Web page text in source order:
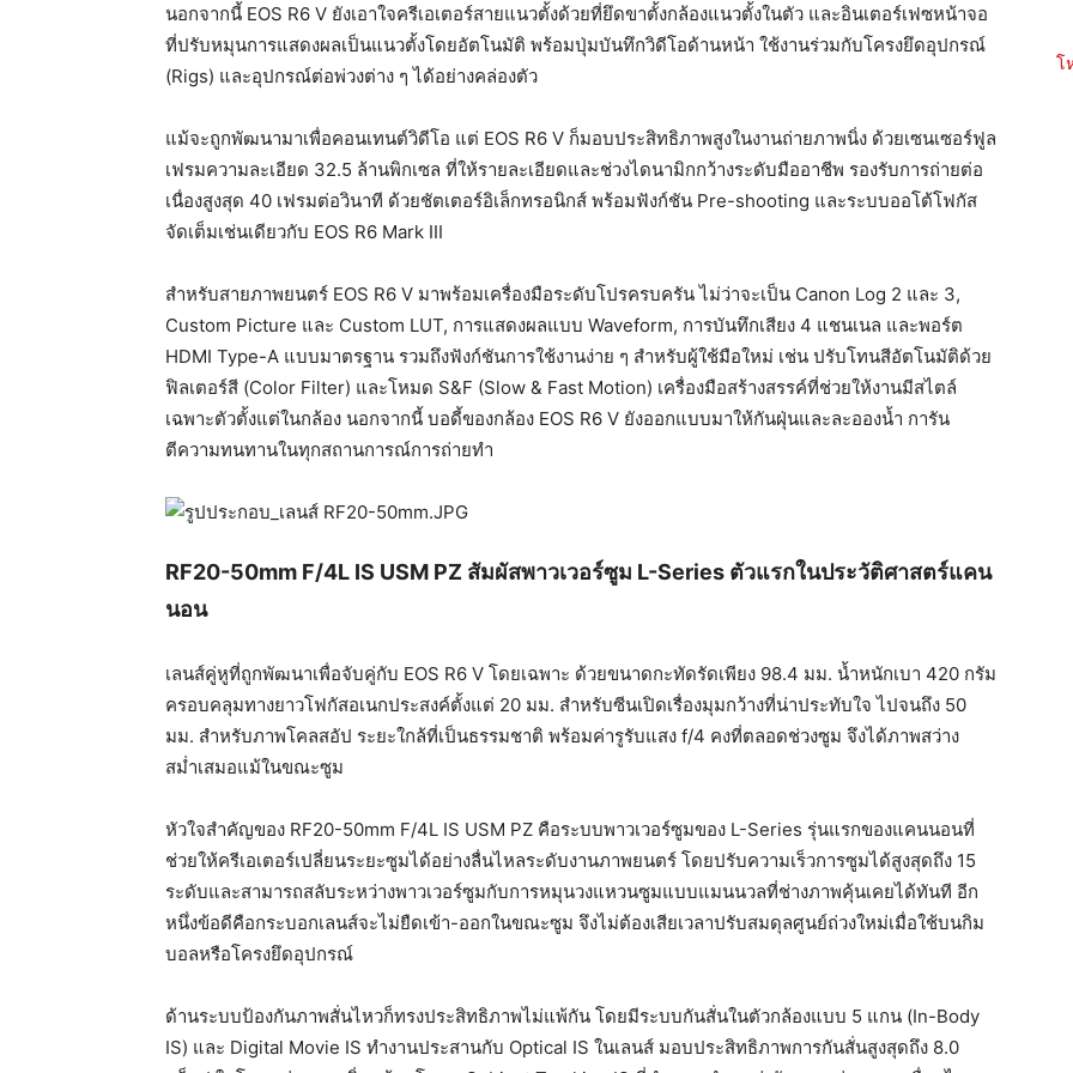
นอกจากนี้ EOS R6 V ยังเอาใจครีเอเตอร์สายแนวตั้งด้วยที่ยึดขาตั้งกล้องแนวตั้งในตัว และอินเตอร์เฟซหน้าจอ
ที่ปรับหมุนการแสดงผลเป็นแนวตั้งโดยอัตโนมัติ พร้อมปุ่มบันทึกวิดีโอด้านหน้า ใช้งานร่วมกับโครงยึดอุปกรณ์
(Rigs) และอุปกรณ์ต่อพ่วงต่าง ๆ ได้อย่างคล่องตัว
แม้จะถูกพัฒนามาเพื่อคอนเทนต์วิดีโอ แต่ EOS R6 V ก็มอบประสิทธิภาพสูงในงานถ่ายภาพนิ่ง ด้วยเซนเซอร์ฟูล
เฟรมความละเอียด 32.5 ล้านพิกเซล ที่ให้รายละเอียดและช่วงไดนามิกกว้างระดับมืออาชีพ รองรับการถ่ายต่อ
เนื่องสูงสุด 40 เฟรมต่อวินาที ด้วยชัตเตอร์อิเล็กทรอนิกส์ พร้อมฟังก์ชัน Pre-shooting และระบบออโต้โฟกัส
จัดเต็มเช่นเดียวกับ EOS R6 Mark III
สำหรับสายภาพยนตร์ EOS R6 V มาพร้อมเครื่องมือระดับโปรครบครัน ไม่ว่าจะเป็น Canon Log 2 และ 3,
Custom Picture และ Custom LUT, การแสดงผลแบบ Waveform, การบันทึกเสียง 4 แชนเนล และพอร์ต
HDMI Type-A แบบมาตรฐาน รวมถึงฟังก์ชันการใช้งานง่าย ๆ สำหรับผู้ใช้มือใหม่ เช่น ปรับโทนสีอัตโนมัติด้วย
ฟิลเตอร์สี (Color Filter) และโหมด S&F (Slow & Fast Motion) เครื่องมือสร้างสรรค์ที่ช่วยให้งานมีสไตล์
เฉพาะตัวตั้งแต่ในกล้อง นอกจากนี้ บอดี้ของกล้อง EOS R6 V ยังออกแบบมาให้กันฝุ่นและละอองน้ำ การัน
ตีความทนทานในทุกสถานการณ์การถ่ายทำ
RF20-50mm F/4L IS USM PZ สัมผัสพาวเวอร์ซูม L-Series ตัวแรกในประวัติศาสตร์แคน
นอน
เลนส์คู่หูที่ถูกพัฒนาเพื่อจับคู่กับ EOS R6 V โดยเฉพาะ ด้วยขนาดกะทัดรัดเพียง 98.4 มม. น้ำหนักเบา 420 กรัม
ครอบคลุมทางยาวโฟกัสอเนกประสงค์ตั้งแต่ 20 มม. สำหรับซีนเปิดเรื่องมุมกว้างที่น่าประทับใจ ไปจนถึง 50
มม. สำหรับภาพโคลสอัป ระยะใกล้ที่เป็นธรรมชาติ พร้อมค่ารูรับแสง f/4 คงที่ตลอดช่วงซูม จึงได้ภาพสว่าง
สม่ำเสมอแม้ในขณะซูม
หัวใจสำคัญของ RF20-50mm F/4L IS USM PZ คือระบบพาวเวอร์ซูมของ L-Series รุ่นแรกของแคนนอนที่
ช่วยให้ครีเอเตอร์เปลี่ยนระยะซูมได้อย่างลื่นไหลระดับงานภาพยนตร์ โดยปรับความเร็วการซูมได้สูงสุดถึง 15
ระดับและสามารถสลับระหว่างพาวเวอร์ซูมกับการหมุนวงแหวนซูมแบบแมนนวลที่ช่างภาพคุ้นเคยได้ทันที อีก
หนึ่งข้อดีคือกระบอกเลนส์จะไม่ยืดเข้า-ออกในขณะซูม จึงไม่ต้องเสียเวลาปรับสมดุลศูนย์ถ่วงใหม่เมื่อใช้บนกิม
บอลหรือโครงยึดอุปกรณ์
ด้านระบบป้องกันภาพสั่นไหวก็ทรงประสิทธิภาพไม่แพ้กัน โดยมีระบบกันสั่นในตัวกล้องแบบ 5 แกน (In-Body
IS) และ Digital Movie IS ทำงานประสานกับ Optical IS ในเลนส์ มอบประสิทธิภาพการกันสั่นสูงสุดถึง 8.0
โ